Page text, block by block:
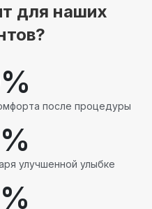
для наших
после процедуры
%
улучшенной улыбке
%
%